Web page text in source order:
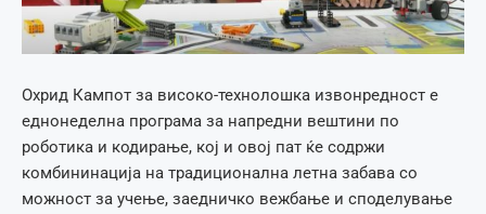
Охрид Кампот за високо-технолошка извонредност е
еднонеделна програма за напредни вештини по
роботика и кодирање, кој и овој пат ќе содржи
комбининација на традиционална летна забава со
можност за учење, заедничко вежбање и споделување